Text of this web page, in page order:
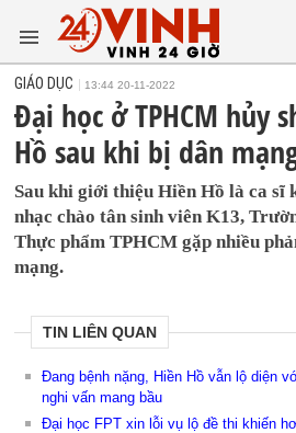
GIÁO DỤC 13:44 20-11-2022
Đại học ở TPHCM hủy
Hồ sau khi bị dân
Sau khi giới thiệu Hiền Hồ là ca sĩ
nhạc chào tân sinh viên K13,
Thực phẩm TPHCM gặp nhiều
mạng.
TIN LIÊN QUAN
Đang bệnh nặng, Hiền Hồ vẫn lộ diện
nghi vấn mang bầu
Đại học FPT xin lỗi vụ lộ đề thi khiến